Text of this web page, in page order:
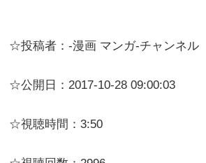
☆投稿者：-漫画 マンガ-チャンネル
☆公開日：2017-10-28 09:00:03
☆視聴時間：3:50